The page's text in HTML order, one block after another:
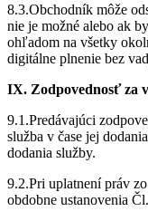
8.3.Obchodník môže
nie je možné alebo ak
ohľadom na všetky
digitálne plnenie bez
IX. Zodpovednosť za
9.1.Predávajúci
služba v čase jej
dodania služby.
9.2.Pri uplatnení práv
obdobne ustanovenia